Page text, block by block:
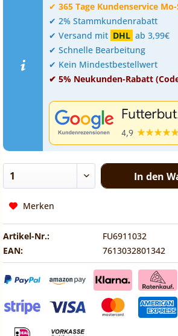
✔ 365 Tage Kundenservice Mo-
✔ 2% Stammkundenrabatt
✔ Versand mit DHL ab 3,99€
✔ Schnelle Bearbeitung
✔ Kein Mindestbestellwert
✔ 5% Neukunden-Rabatt
In den
Merken
Artikel-Nr.:
FU6911032
EAN:
7613032801342